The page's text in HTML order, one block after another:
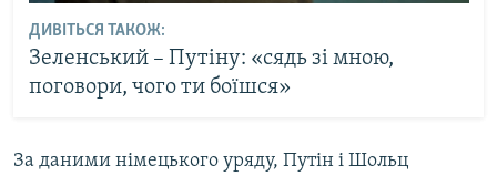
ДИВІТЬСЯ ТАКОЖ:
Зеленський – Путіну: «сядь зі мною,
поговори, чого ти боїшся»
За даними німецького уряду, Путін і Шольц